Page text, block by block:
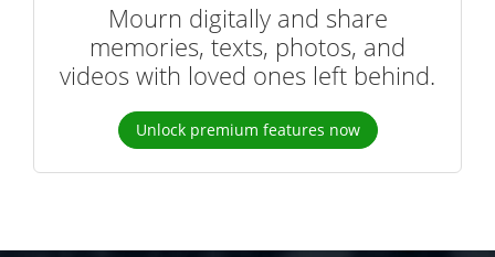
Mourn digitally and share
memories, texts, photos, and
videos with loved ones left behind.
Unlock premium features now